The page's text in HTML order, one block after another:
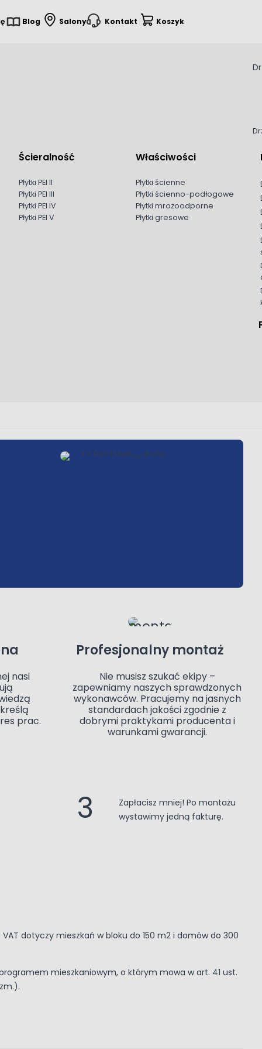
Blog Salony Kontakt Koszyk
Ścieralność
Płytki PEI II
Płytki PEI III
Płytki PEI IV
Płytki PEI V
Właściwości
Płytki ścienne
Płytki ścienno-podłogowe
Płytki mrozoodporne
Płytki gresowe
nasi
prac.
Profesjonalny montaż
Nie musisz szukać ekipy –
zapewniamy naszych sprawdzonych
wykonawców. Pracujemy na jasnych
standardach jakości zgodnie z
dobrymi praktykami producenta i
warunkami gwarancji.
3
Zapłacisz mniej! Po montażu
wystawimy jedną fakturę.
dotyczy mieszkań w bloku do 150 m2 i domów do 300
mieszkaniowym, o którym mowa w art. 41 ust.